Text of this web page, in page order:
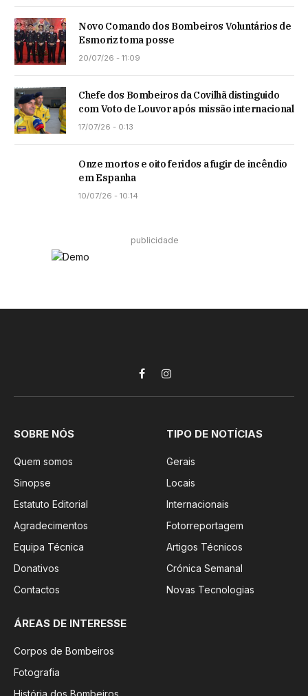
Novo Comando dos Bombeiros Voluntários de
Esmoriz toma posse
20/07/26 - 11:09
Chefe dos Bombeiros da Covilhã distinguido
com Voto de Louvor após missão internacional
17/07/26 - 0:13
Onze mortos e oito feridos a fugir de incêndio
em Espanha
10/07/26 - 10:14
publicidade
FacebookInstagram
SOBRE NÓS
Quem somos
Sinopse
Estatuto Editorial
Agradecimentos
Equipa Técnica
Donativos
Contactos
TIPO DE NOTÍCIAS
Gerais
Locais
Internacionais
Fotorreportagem
Artigos Técnicos
Crónica Semanal
Novas Tecnologias
ÁREAS DE INTERESSE
Corpos de Bombeiros
Fotografia
História dos Bombeiros